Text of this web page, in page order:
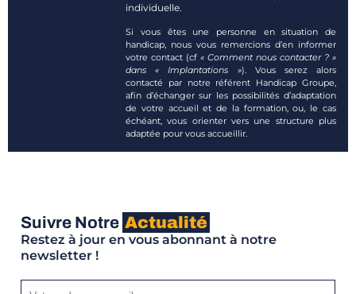
individuelle.
Si vous êtes une personne en situation de
handicap, nous vous remercions d’en informer
votre contact (cf« Comment nous contacter ? »
dans « Implantations »). Vous serez alors
contacté par notre référent Handicap Groupe,
afin d’échanger sur les possibilités d’adaptation
de votre accueil et de la formation, ou, le cas
échéant, vous orienter vers une structure plus
adaptée pour vous accueillir.
Suivre Notre Actualité
Restez à jour en vous abonnant à notre
newsletter !